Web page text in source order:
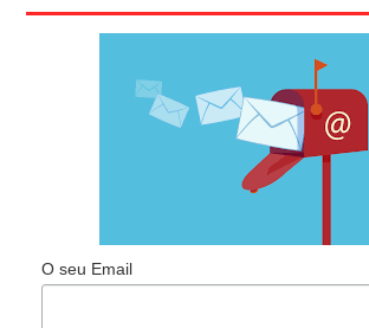
O seu Email